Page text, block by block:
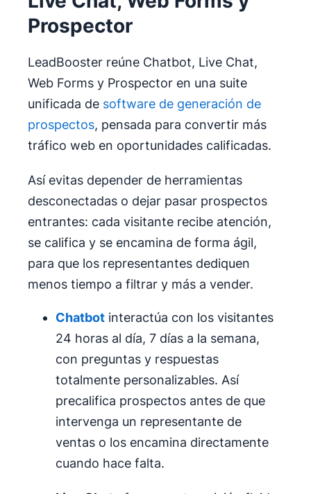
Prospector
LeadBooster reúne Chatbot, Live Chat,
Web Forms y Prospector en una suite
unificada de software de generación de
prospectos, pensada para convertir más
tráfico web en oportunidades calificadas.
Así evitas depender de herramientas
desconectadas o dejar pasar prospectos
entrantes: cada visitante recibe atención,
se califica y se encamina de forma ágil,
para que los representantes dediquen
menos tiempo a filtrar y más a vender.
Chatbot interactúa con los visitantes
24 horas al día, 7 días a la semana,
con preguntas y respuestas
totalmente personalizables. Así
precalifica prospectos antes de que
intervenga un representante de
ventas o los encamina directamente
cuando hace falta.